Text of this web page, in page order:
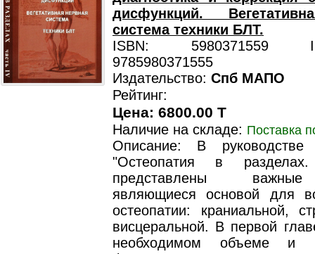
дисфункций.
система техники БЛТ.
ISBN: 5980371559
9785980371555
Издательство: Спб МАПО
Рейтинг:
Цена: 6800.00 T
Наличие на складе: Поставка
Описание: В
"Остеопатия в
представлены
являющиеся основой для
остеопатии: краниальной,
висцеральной. В первой
необходимом объеме и